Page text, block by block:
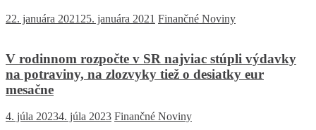
22. januára 2021 25. januára 2021 Finančné Noviny
V rodinnom rozpočte v SR najviac stúpli výdavky
na potraviny, na zlozvyky tiež o desiatky eur
mesačne
4. júla 20234. júla 2023 Finančné Noviny